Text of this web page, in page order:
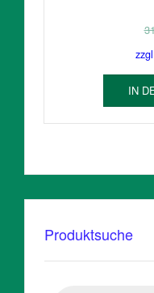
IN
Produktsuche